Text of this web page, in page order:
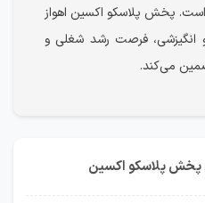
است. پخش پلاسکو اکسین اهواز
انگیزشی، فرصت رشد شغلی و
می‌کند.
پخش پلاسکو اکسین